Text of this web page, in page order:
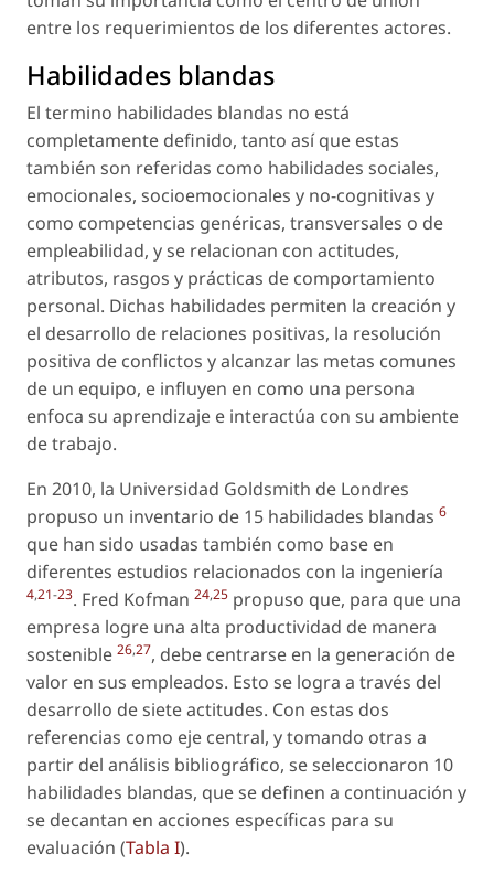
entre los requerimientos de los diferentes actores.
Habilidades blandas
El termino habilidades blandas no está
completamente definido, tanto así que estas
también son referidas como habilidades sociales,
emocionales, socioemocionales y no-cognitivas y
como competencias genéricas, transversales o de
empleabilidad, y se relacionan con actitudes,
atributos, rasgos y prácticas de comportamiento
personal. Dichas habilidades permiten la creación y
el desarrollo de relaciones positivas, la resolución
positiva de conflictos y alcanzar las metas comunes
de un equipo, e influyen en como una persona
enfoca su aprendizaje e interactúa con su ambiente
de trabajo.
En 2010, la Universidad Goldsmith de Londres
propuso un inventario de 15 habilidades blandas 6
que han sido usadas también como base en
diferentes estudios relacionados con la ingeniería
4,21-23. Fred Kofman 24,25 propuso que, para que una
empresa logre una alta productividad de manera
sostenible 26,27, debe centrarse en la generación de
valor en sus empleados. Esto se logra a través del
desarrollo de siete actitudes. Con estas dos
referencias como eje central, y tomando otras a
partir del análisis bibliográfico, se seleccionaron 10
habilidades blandas, que se definen a continuación y
se decantan en acciones específicas para su
evaluación (Tabla I).